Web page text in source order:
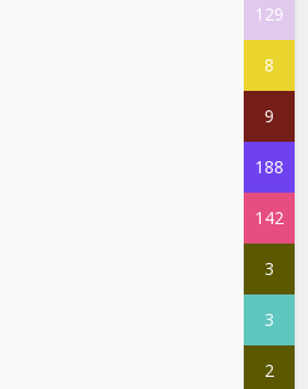
129
8
9
188
142
3
3
2